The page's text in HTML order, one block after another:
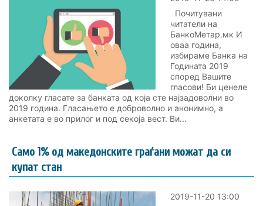
Почитувани
читатели на
БанкоМетар.мк И
оваа година,
избираме Банка на
Годината 2019
според Вашите
гласови! Би ценеле
доколку гласате за банката од која сте најзадоволни во
2019 година. Гласањето е доброволно и анонимно, а
анкетата е во прилог и под секоја вест. Ви...
Само 1% од македонските граѓани можат да си
купат стан
2019-11-20 13:00